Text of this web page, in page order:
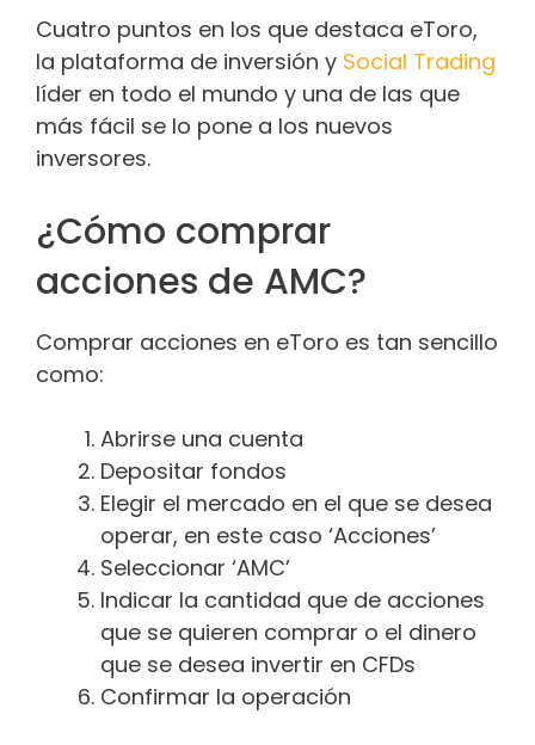
Cuatro puntos en los que destaca eToro,
la plataforma de inversión y Social Trading
líder en todo el mundo y una de las que
más fácil se lo pone a los nuevos
inversores.
¿Cómo comprar
acciones de AMC?
Comprar acciones en eToro es tan sencillo
como:
Abrirse una cuenta
Depositar fondos
Elegir el mercado en el que se desea
operar, en este caso ‘Acciones’
Seleccionar ‘AMC’
Indicar la cantidad que de acciones
que se quieren comprar o el dinero
que se desea invertir en CFDs
Confirmar la operación